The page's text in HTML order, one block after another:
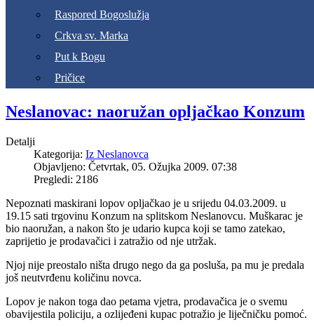
Raspored Bogoslužja
Crkva sv. Marka
Put k Bogu
Pričice
Neslanovac: naoružan opljačkao Konzum
Detalji
Kategorija: Iz Neslanovca
Objavljeno: Četvrtak, 05. Ožujka 2009. 07:38
Pregledi: 2186
Nepoznati maskirani lopov opljačkao je u srijedu 04.03.2009. u
19.15 sati trgovinu Konzum na splitskom Neslanovcu. Muškarac je
bio naoružan, a nakon što je udario kupca koji se tamo zatekao,
zaprijetio je prodavačici i zatražio od nje utržak.
Njoj nije preostalo ništa drugo nego da ga posluša, pa mu je predala
još neutvrđenu količinu novca.
Lopov je nakon toga dao petama vjetra, prodavačica je o svemu
obavijestila policiju, a ozlijeđeni kupac potražio je liječničku pomoć.